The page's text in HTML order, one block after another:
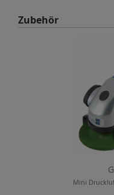
Produktgalerie
Zubehör
Mini